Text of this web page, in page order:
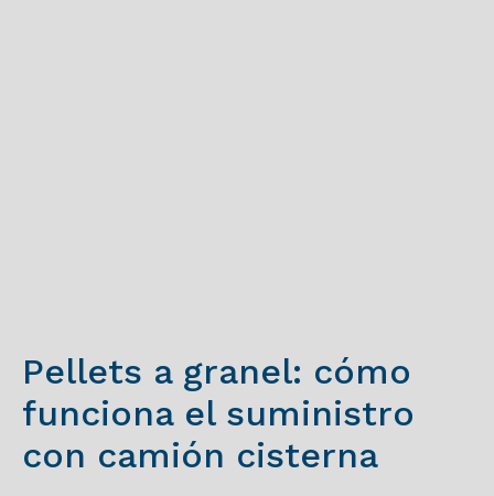
Pellets a granel: cómo
funciona el suministro
con camión cisterna